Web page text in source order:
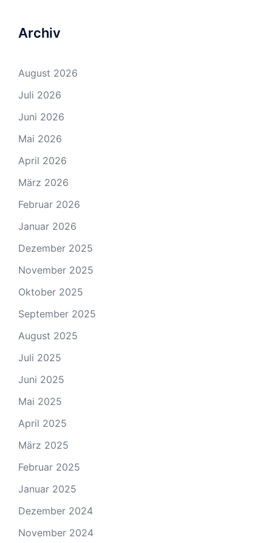
Archiv
August 2026
Juli 2026
Juni 2026
Mai 2026
April 2026
März 2026
Februar 2026
Januar 2026
Dezember 2025
November 2025
Oktober 2025
September 2025
August 2025
Juli 2025
Juni 2025
Mai 2025
April 2025
März 2025
Februar 2025
Januar 2025
Dezember 2024
November 2024